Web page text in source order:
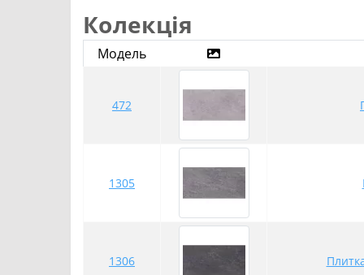
Колекція
Модель
472
1305
1306